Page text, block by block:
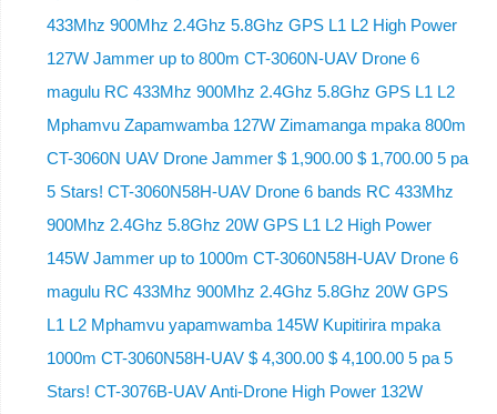
433Mhz 900Mhz 2.4Ghz 5.8Ghz GPS L1 L2 High Power
127W Jammer up to 800m CT-3060N-UAV Drone 6
magulu RC 433Mhz 900Mhz 2.4Ghz 5.8Ghz GPS L1 L2
Mphamvu Zapamwamba 127W Zimamanga mpaka 800m
CT-3060N UAV Drone Jammer $ 1,900.00 $ 1,700.00 5 pa
5 Stars! CT-3060N58H-UAV Drone 6 bands RC 433Mhz
900Mhz 2.4Ghz 5.8Ghz 20W GPS L1 L2 High Power
145W Jammer up to 1000m CT-3060N58H-UAV Drone 6
magulu RC 433Mhz 900Mhz 2.4Ghz 5.8Ghz 20W GPS
L1 L2 Mphamvu yapamwamba 145W Kupitirira mpaka
1000m CT-3060N58H-UAV $ 4,300.00 $ 4,100.00 5 pa 5
Stars! CT-3076B-UAV Anti-Drone High Power 132W